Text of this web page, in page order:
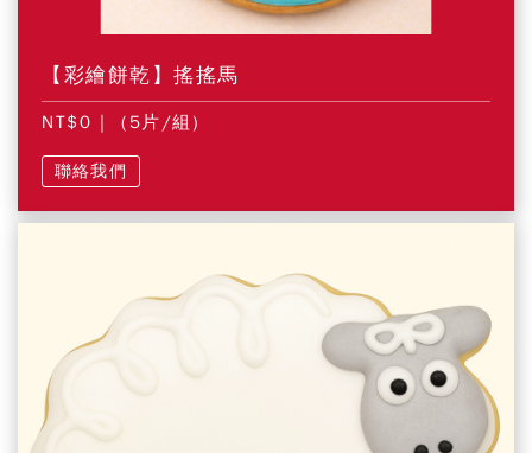
【彩繪餅乾】搖搖馬
NT$0 | (5片/組)
聯絡我們